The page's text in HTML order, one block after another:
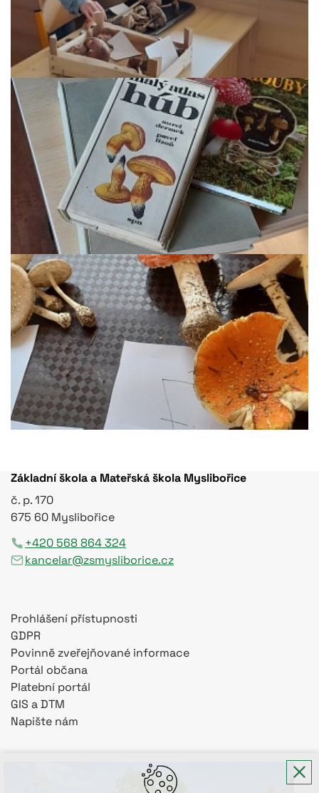
Základní škola a Mateřská škola Myslibořice
č. p. 170
675 60 Myslibořice
+420 568 864 324
kancelar@zsmysliborice.cz
Prohlášení přístupnosti
GDPR
Povinně zveřejňované informace
Portál občana
Platební portál
GIS a DTM
Napište nám